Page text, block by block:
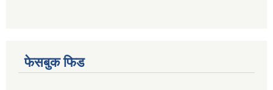
फेसबुक फिड